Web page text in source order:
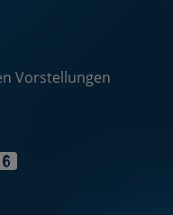
Vorstellungen